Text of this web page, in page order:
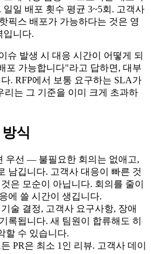
일 배포 횟수 평균 3~5회. 고객사
픽스 배포가 가능하다는 것은 영
입니다.
슈 발생 시 대응 시간이 어떻게 되
포 가능합니다"라고 답하면, 대부
. RFP에서 보통 요구하는 SLA가
리는 그 기준을 이미 크게 초과하
식
우선 — 불필요한 회의는 없애고,
남깁니다. 고객사 대응이 빠른 것
은 모순이 아닙니다. 회의를 줄이
에 쓸 시간이 생깁니다.
술 결정, 고객사 요구사항, 장애
록됩니다. 새 팀원이 합류해도 히
할 수 있습니다.
PR은 최소 1인 리뷰. 고객사 데이